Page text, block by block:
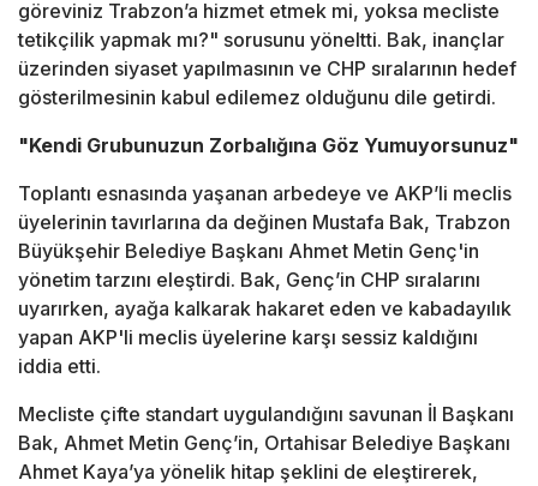
göreviniz Trabzon’a hizmet etmek mi, yoksa mecliste
tetikçilik yapmak mı?" sorusunu yöneltti. Bak, inançlar
üzerinden siyaset yapılmasının ve CHP sıralarının hedef
gösterilmesinin kabul edilemez olduğunu dile getirdi.
"Kendi Grubunuzun Zorbalığına Göz Yumuyorsunuz"
Toplantı esnasında yaşanan arbedeye ve AKP’li meclis
üyelerinin tavırlarına da değinen Mustafa Bak, Trabzon
Büyükşehir Belediye Başkanı Ahmet Metin Genç'in
yönetim tarzını eleştirdi. Bak, Genç’in CHP sıralarını
uyarırken, ayağa kalkarak hakaret eden ve kabadayılık
yapan AKP'li meclis üyelerine karşı sessiz kaldığını
iddia etti.
Mecliste çifte standart uygulandığını savunan İl Başkanı
Bak, Ahmet Metin Genç’in, Ortahisar Belediye Başkanı
Ahmet Kaya’ya yönelik hitap şeklini de eleştirerek,